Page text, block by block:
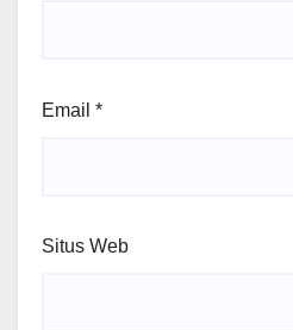
Email *
Situs Web